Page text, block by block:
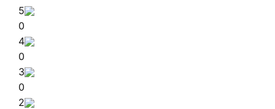
5
0
4
0
3
0
2